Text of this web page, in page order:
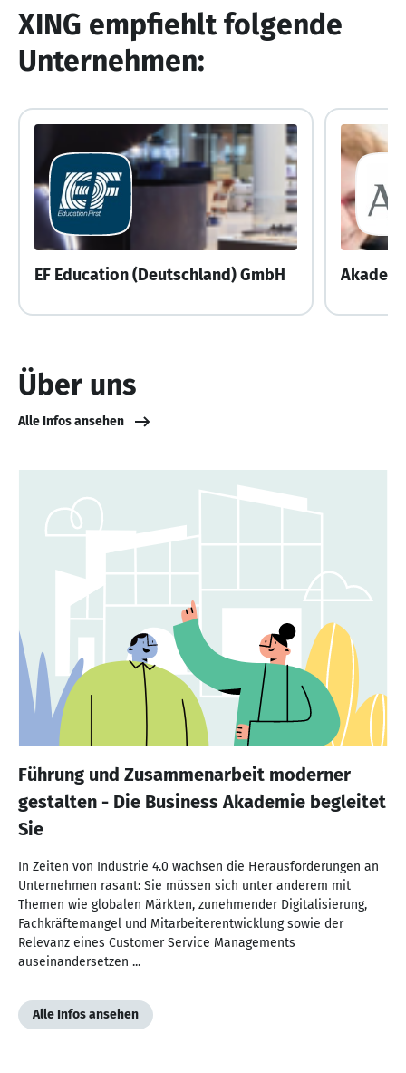
XING empfiehlt folgende
Unternehmen:
EF Education (Deutschland) GmbH
Über uns
Alle Infos ansehen
Führung und Zusammenarbeit moderner
gestalten - Die Business Akademie begleitet
Sie
In Zeiten von Industrie 4.0 wachsen die Herausforderungen an
Unternehmen rasant: Sie müssen sich unter anderem mit
Themen wie globalen Märkten, zunehmender Digitalisierung,
Fachkräftemangel und Mitarbeiterentwicklung sowie der
Relevanz eines Customer Service Managements
auseinandersetzen ...
Alle Infos ansehen